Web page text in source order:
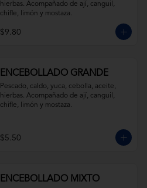
hierbas. Acompañado de ají, canguil,
chifle, limón y mostaza.
$9.80
ENCEBOLLADO GRANDE
Pescado, caldo, yuca, cebolla, aceite,
hierbas. Acompañado de ají, canguil,
chifle, limón y mostaza.
$5.50
ENCEBOLLADO MIXTO